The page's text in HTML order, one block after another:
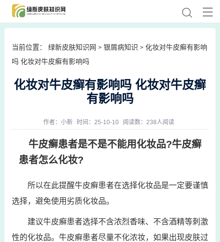
当前位置： 绿新皮肤知识网 > 银屑病知识 > 化妆对牛皮癣有影响
吗 化妆对牛皮癣有影响吗
化妆对牛皮癣有影响吗 化妆对牛皮癣
有影响吗
作者： 小新 时间：25-10-10 阅读数：238人阅读
牛皮癣患者是不是不能用化妆品?牛皮癣
患者怎么化妆?
所以在此提醒牛皮癣患者在选择化妆品是一定要谨慎
选择，避免使用劣质化妆品。
建议牛皮癣患者选择不含浓烈香味、不含酒精等刺激
性的化妆品。牛皮癣患者尽量不化浓妆，如果出现皮肤过